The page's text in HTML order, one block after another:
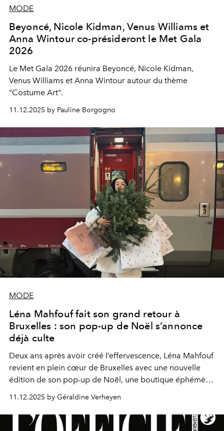
MODE
Beyoncé, Nicole Kidman, Venus Williams et
Anna Wintour co-présideront le Met Gala
2026
Le Met Gala 2026 réunira Beyoncé, Nicole Kidman,
Venus Williams et Anna Wintour autour du thème
"Costume Art".
11.12.2025 by Pauline Borgogno
MODE
Léna Mahfouf fait son grand retour à
Bruxelles : son pop-up de Noël s’annonce
déjà culte
Deux ans après avoir créé l’effervescence, Léna Mahfouf
revient en plein cœur de Bruxelles avec une nouvelle
édition de son pop-up de Noël, une boutique éphémère
11.12.2025 by Géraldine Verheyen